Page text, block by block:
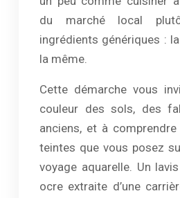
du marché local
ingrédients génériques :
la même.
Cette démarche vous
couleur des sols, des
anciens, et à comprendre
teintes que vous posez
voyage aquarelle. Un
ocre extraite d’une